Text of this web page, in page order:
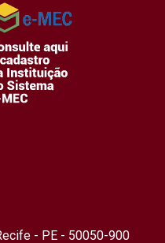
- PE - 50050-900